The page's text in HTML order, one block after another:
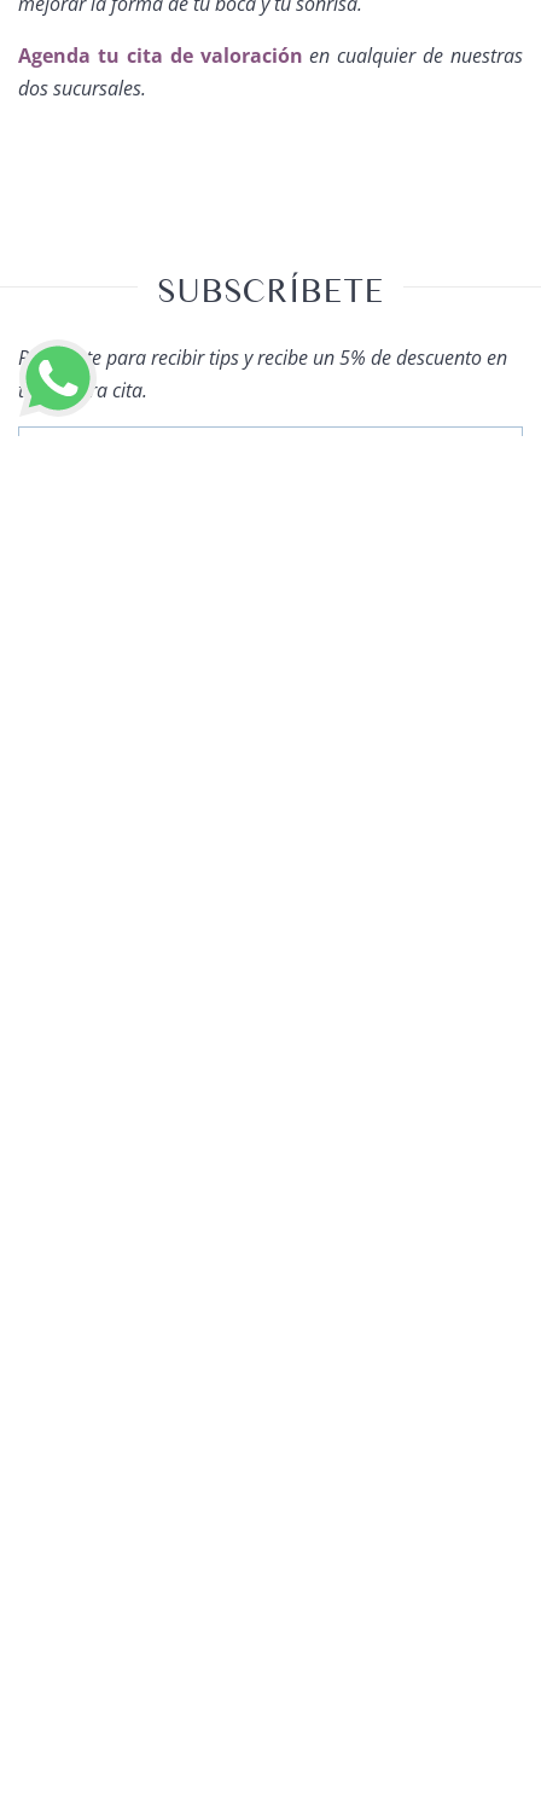
Agenda tu cita de valoraciónen cualquier de nuestras
dos sucursales.
SUBSCRÍBETE
Regístrate para recibir tips y recibe un 5% de descuento en
tu primera cita.